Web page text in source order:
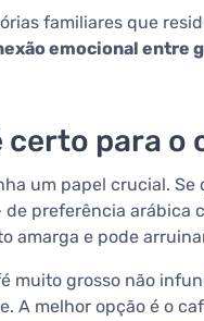
familiares que
emocional entre
para o
um papel crucial.
de preferência arábica
amarga e pode
muito grosso não
A melhor opção é o